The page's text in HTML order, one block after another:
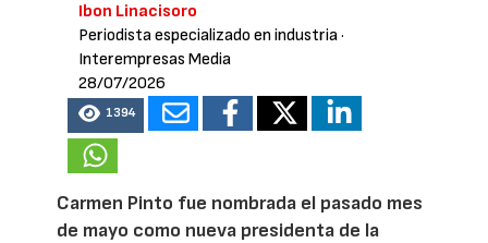
Ibon Linacisoro
Periodista especializado en industria·
Interempresas Media
28/07/2026
1394
Carmen Pinto fue nombrada el pasado mes
de mayo como nueva presidenta de la